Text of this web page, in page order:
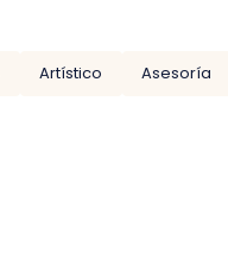
Artístico Asesoría